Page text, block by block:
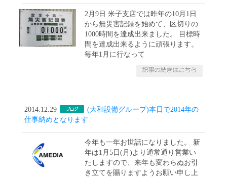
2月9日 米子支店では昨年の10月1日
から無災害記録を始めて、区切りの
1000時間を達成出来ました。 目標時
間を達成出来るように頑張ります。
毎年1月に行なって
2014.12.29
(大和設備グループ)本日で2014年の
仕事納めとなります
今年も一年お世話になりました。 新
年は1月5日(月)より通常通り営業い
たしますので、来年も変わらぬお引
き立てを賜りますようお願い申し上